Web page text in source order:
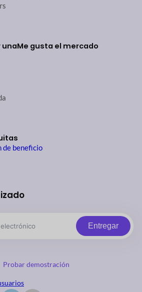
unaMe gusta el mercado
de beneficio
Entregar
Probar demostración